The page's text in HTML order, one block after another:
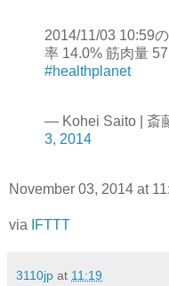
2014/11/03 10:59
率 14.0% 筋肉量
#healthplanet
— Kohei Saito | 斎
3, 2014
November 03, 2014 at
via IFTTT
3110jp at 11:19